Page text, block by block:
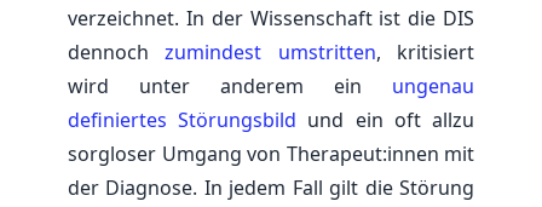
verzeichnet. In der Wissenschaft ist die DIS
dennochzumindest umstritten, kritisiert
wird unter anderem ein ungenau
definiertes Störungsbild und ein oft allzu
sorgloser Umgang von Therapeut:innen mit
der Diagnose. In jedem Fall gilt die Störung